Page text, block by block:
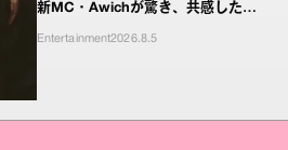
新MC・Awichが驚き、共感したヤ
Entertainment2026.8.5